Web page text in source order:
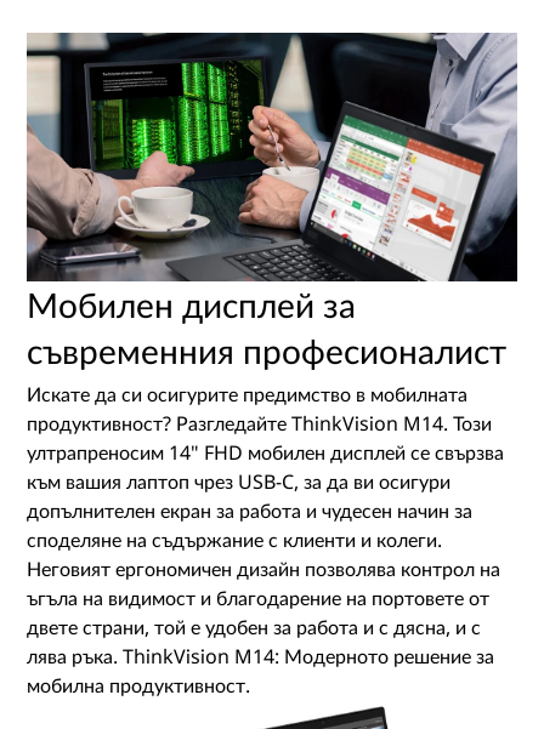
Мобилен дисплей за
съвременния професионалист
Искате да си осигурите предимство в мобилната
продуктивност? Разгледайте ThinkVision M14. Този
ултрапреносим 14" FHD мобилен дисплей се свързва
към вашия лаптоп чрез USB-C, за да ви осигури
допълнителен екран за работа и чудесен начин за
споделяне на съдържание с клиенти и колеги.
Неговият ергономичен дизайн позволява контрол на
ъгъла на видимост и благодарение на портовете от
двете страни, той е удобен за работа и с дясна, и с
лява ръка. ThinkVision M14: Модерното решение за
мобилна продуктивност.